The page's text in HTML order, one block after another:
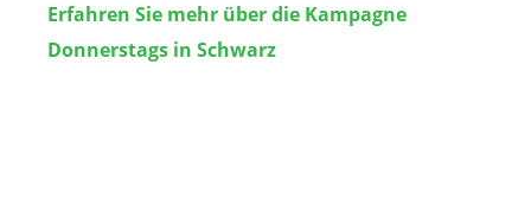
Erfahren Sie mehr über die Kampagne
Donnerstags in Schwarz